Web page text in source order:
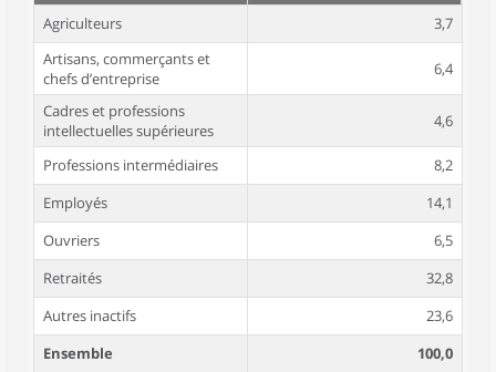
Agriculteurs
3,7
Artisans, commerçants et
chefs d’entreprise
6,4
Cadres et professions
intellectuelles supérieures
4,6
Professions intermédiaires
8,2
Employés
14,1
Ouvriers
6,5
Retraités
32,8
Autres inactifs
23,6
Ensemble
100,0